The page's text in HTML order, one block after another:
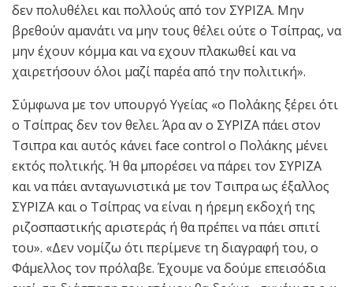
δεν πολυθέλει και πολλούς από τον ΣΥΡΙΖΑ. Μην
βρεθούν αμανάτι να μην τους θέλει ούτε ο Τσίπρας, να
μην έχουν κόμμα και να εχουν πλακωθεί και να
χαιρετήσουν όλοι μαζί παρέα από την πολιτική».
Σύμφωνα με τον υπουργό Υγείας «ο Πολάκης ξέρει ότι
ο Τσίπρας δεν τον θελει. Άρα αν ο ΣΥΡΙΖΑ πάει στον
Τσιπρα και αυτός κάνει face control ο Πολάκης μένει
εκτός πολτικής. Ή θα μπορέσει να πάρει τον ΣΥΡΙΖΑ
και να πάει ανταγωνιστικά με τον Τσιπρα ως έξαλλος
ΣΥΡΙΖΑ και ο Τσίπρας να είναι η ήρεμη εκδοχή της
ριζοσπαστικής αριστεράς ή θα πρέπει να πάει σπιτί
του». «Δεν νομίζω ότι περίμενε τη διαγραφή του, ο
Φάμελλος τον πρόλαβε. Έχουμε να δούμε επεισόδια